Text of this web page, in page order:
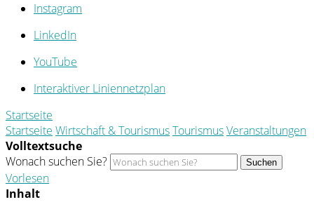
Instagram
LinkedIn
YouTube
Interaktiver Liniennetzplan
Startseite
Startseite Wirtschaft & TourismusTourismusVeranstaltungen
Volltextsuche
Wonach suchen Sie?
Suchen
Vorlesen
Inhalt